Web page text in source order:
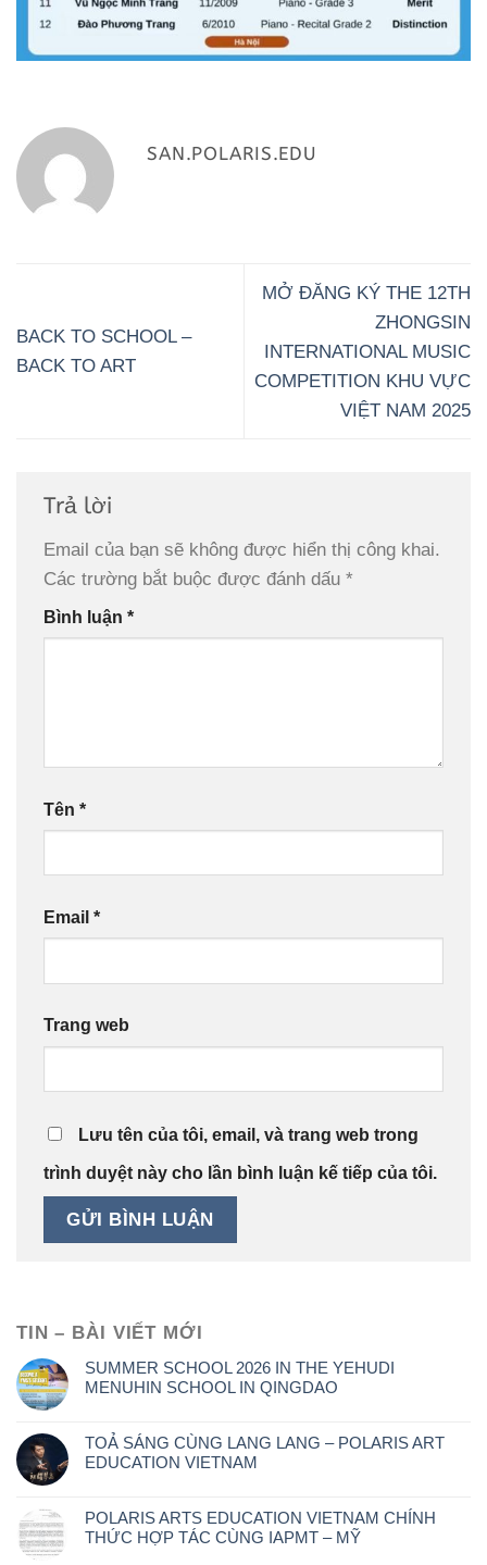
SAN.POLARIS.EDU
BACK TO SCHOOL –
BACK TO ART
MỞ ĐĂNG KÝ THE 12TH
ZHONGSIN
INTERNATIONAL MUSIC
COMPETITION KHU VỰC
VIỆT NAM 2025
Trả lời
Email của bạn sẽ không được hiển thị công khai.
Các trường bắt buộc được đánh dấu *
Bình luận *
Tên *
Email *
Trang web
Lưu tên của tôi, email, và trang web trong
trình duyệt này cho lần bình luận kế tiếp của tôi.
TIN – BÀI VIẾT MỚI
SUMMER SCHOOL 2026 IN THE YEHUDI
MENUHIN SCHOOL IN QINGDAO
TOẢ SÁNG CÙNG LANG LANG – POLARIS ART
EDUCATION VIETNAM
POLARIS ARTS EDUCATION VIETNAM CHÍNH
THỨC HỢP TÁC CÙNG IAPMT – MỸ